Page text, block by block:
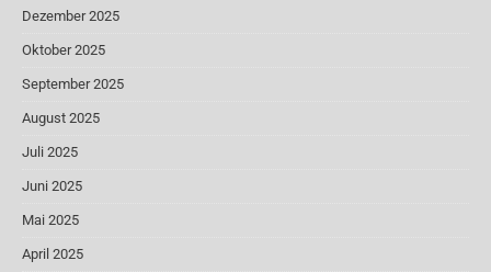
Dezember 2025
Oktober 2025
September 2025
August 2025
Juli 2025
Juni 2025
Mai 2025
April 2025